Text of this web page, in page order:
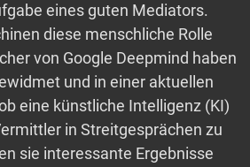
eines guten Mediators.
diese menschliche Rolle
von Google Deepmind haben
und in einer aktuellen
eine künstliche Intelligenz (KI)
in Streitgesprächen zu
sie interessante Ergebnisse